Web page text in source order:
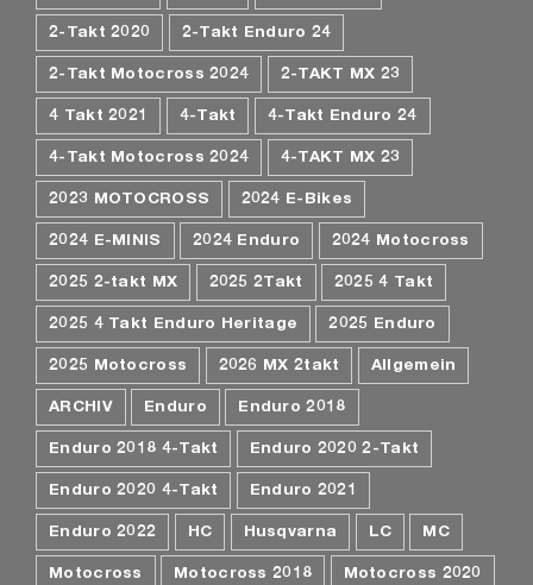
2-Takt 2020 2-Takt Enduro 24
2-Takt Motocross 2024 2-TAKT MX 23
4 Takt 2021 4-Takt 4-Takt Enduro 24
4-Takt Motocross 2024 4-TAKT MX 23
2023 MOTOCROSS 2024 E-Bikes
2024 E-MINIS 2024 Enduro 2024 Motocross
2025 2-takt MX 2025 2Takt 2025 4 Takt
2025 4 Takt Enduro Heritage 2025 Enduro
2025 Motocross 2026 MX 2takt Allgemein
ARCHIV Enduro Enduro 2018
Enduro 2018 4-Takt Enduro 2020 2-Takt
Enduro 2020 4-Takt Enduro 2021
Enduro 2022 HC Husqvarna LC MC
Motocross Motocross 2018 Motocross 2020